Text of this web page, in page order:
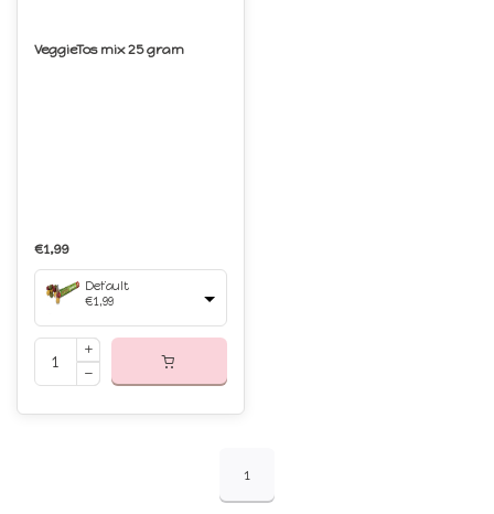
VeggieTos mix 25 gram
€1,99
Default
€1,99
1